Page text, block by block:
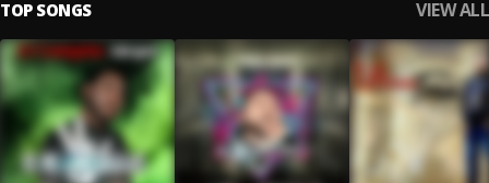
TOP SONGS VIEW ALL